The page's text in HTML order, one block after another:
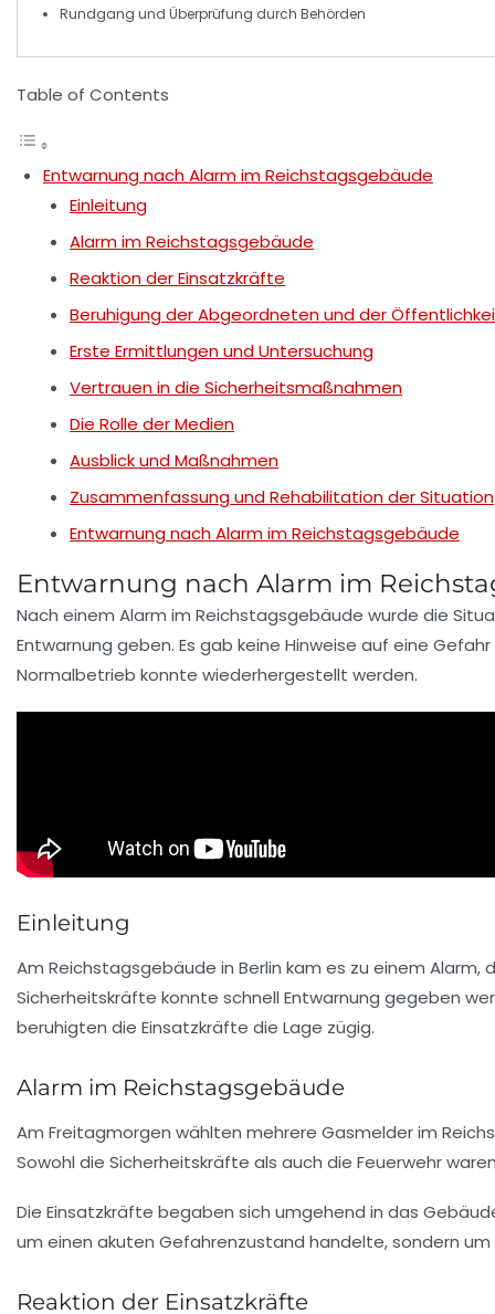
Rundgang und Überprüfung durch Behörden
Table of Contents
Entwarnung nach Alarm im Reichstagsgebäude
Einleitung
Alarm im Reichstagsgebäude
Reaktion der Einsatzkräfte
Beruhigung der Abgeordneten und der
Erste Ermittlungen und Untersuchung
Vertrauen in die Sicherheitsmaßnahmen
Die Rolle der Medien
Ausblick und Maßnahmen
Zusammenfassung und Rehabilitation der Situation
Entwarnung nach Alarm im Reichstagsgebäude
Entwarnung nach Alarm im
Nach einem Alarm im Reichstagsgebäude wurde die
Entwarnung geben. Es gab keine Hinweise auf eine Gefahr
Normalbetrieb konnte wiederhergestellt werden.
Einleitung
Am Reichstagsgebäude in Berlin kam es zu einem
Sicherheitskräfte konnte schnell Entwarnung gegeben
beruhigten die Einsatzkräfte die Lage zügig.
Alarm im Reichstagsgebäude
Am Freitagmorgen wählten mehrere Gasmelderim
Sowohl die Sicherheitskräfte als auch die Feuerwehr
Die Einsatzkräfte begaben sich umgehend in das
um einen akuten Gefahrenzustand handelte, sondern
Reaktion der Einsatzkräfte